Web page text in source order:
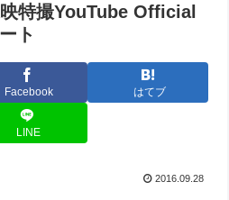
特撮YouTube Official
ト
Facebook はてブ
LINE
2016.09.28